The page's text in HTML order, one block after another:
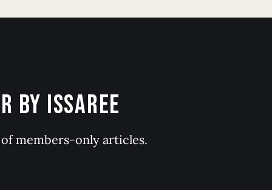
ISSAREE
members-only articles.